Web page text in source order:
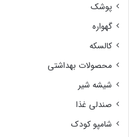
پوشک
گهواره
کالسکه
محصولات بهداشتی
شیشه شیر
صندلی غذا
شامپو کودک